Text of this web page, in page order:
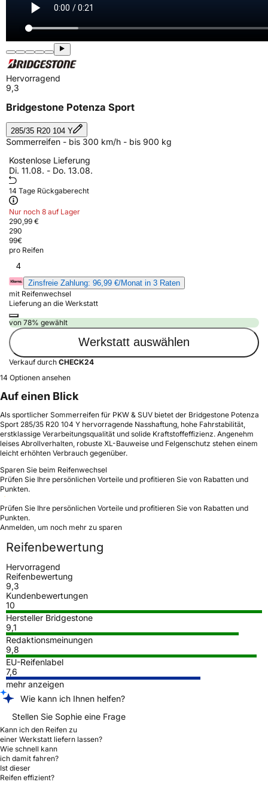
Hervorragend
9,3
Bridgestone Potenza Sport
285/35 R20 104 Y
Sommerreifen - bis 300 km/h - bis 900 kg
Kostenlose Lieferung
Di. 11.08. - Do. 13.08.
14 Tage Rückgaberecht
Nur noch 8 auf Lager
290,99 €
290
99€
pro Reifen
4
Zinsfreie Zahlung: 96,99 €/Monat in 3 Raten
mit Reifenwechsel
Lieferung an die Werkstatt
von 78% gewählt
Werkstatt auswählen
Verkauf durch CHECK24
14 Optionen ansehen
Auf einen Blick
Als sportlicher Sommerreifen für PKW & SUV bietet der Bridgestone Potenza
Sport 285/35 R20 104 Y hervorragende Nasshaftung, hohe Fahrstabilität,
erstklassige Verarbeitungsqualität und solide Kraftstoffeffizienz. Angenehm
leises Abrollverhalten, robuste XL-Bauweise und Felgenschutz stehen einem
leicht erhöhten Verbrauch gegenüber.
Sparen Sie beim Reifenwechsel
Prüfen Sie Ihre persönlichen Vorteile und profitieren Sie von Rabatten und
Punkten.
Prüfen Sie Ihre persönlichen Vorteile und profitieren Sie von Rabatten und
Punkten.
Anmelden, um noch mehr zu sparen
Reifenbewertung
Hervorragend
Reifenbewertung
9,3
Kundenbewertungen
10
Hersteller Bridgestone
9,1
Redaktionsmeinungen
9,8
EU-Reifenlabel
7,6
mehr anzeigen
Wie kann ich Ihnen helfen?
Stellen Sie Sophie eine Frage
Kann ich den Reifen zu
einer Werkstatt liefern lassen?
Wie schnell kann
ich damit fahren?
Ist dieser
Reifen effizient?